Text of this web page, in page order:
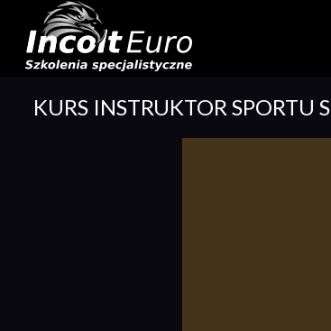
content
KURS INSTRUKTOR SPORTU